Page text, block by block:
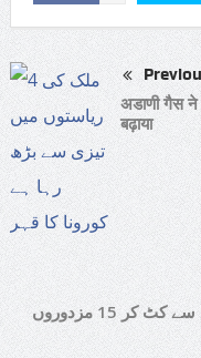
अडाणी गैस ने
बढ़ाया
دلخراش حادثہ؛ مال گاڑی سے کٹ کر 15 مزدوروں